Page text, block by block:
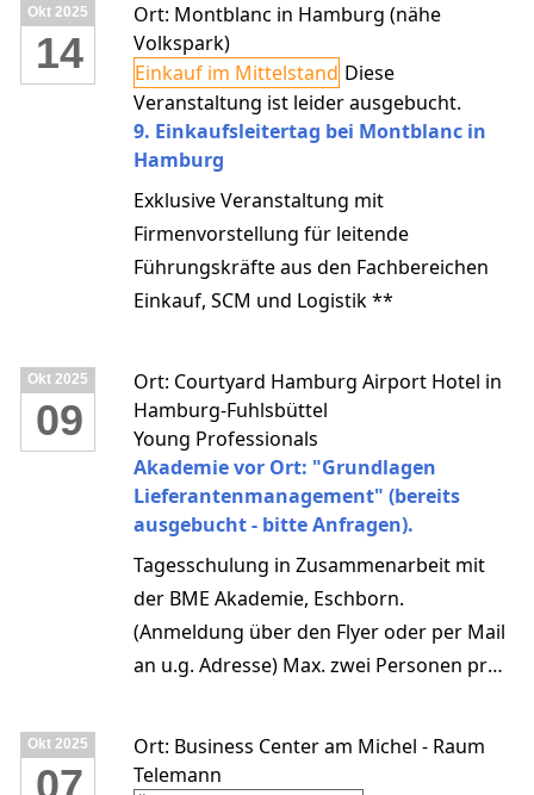
Jubiläumsausgabe zu sein. Gemeinsam
blicken wir auf 60 Jahre Innovation und
Erfolg zurück – und richten den Blick nach
vorn auf die nächsten großen
Herausforderungen und Chancen der
Branche.
Okt 2025
14
Ort: Montblanc in Hamburg (nähe
Volkspark)
Einkauf im Mittelstand Diese
Veranstaltung ist leider ausgebucht.
9. Einkaufsleitertag bei Montblanc in
Hamburg
Exklusive Veranstaltung mit
Firmenvorstellung für leitende
Führungskräfte aus den Fachbereichen
Einkauf, SCM und Logistik **
Okt 2025
09
Ort: Courtyard Hamburg Airport Hotel in
Hamburg-Fuhlsbüttel
Young Professionals
Akademie vor Ort: "Grundlagen
Lieferantenmanagement" (bereits
ausgebucht - bitte Anfragen).
Tagesschulung in Zusammenarbeit mit
der BME Akademie, Eschborn.
(Anmeldung über den Flyer oder per Mail
an u.g. Adresse) Max. zwei Personen pro
Okt 2025
07
Ort: Business Center am Michel - Raum
Telemann